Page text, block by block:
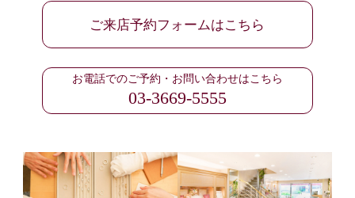
ご来店予約フォームはこちら
お電話でのご予約・お問い合わせはこちら
03-3669-5555